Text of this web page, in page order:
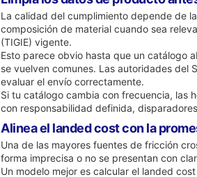
La calidad del cumplimiento depende de
composición de material cuando sea
(TIGIE) vigente.
Esto parece obvio hasta que un catálogo
se vuelven comunes. Las autoridades del
evaluar el envío correctamente.
Si tu catálogo cambia con frecuencia, las
con responsabilidad definida,
Alinea el landed cost con la
Una de las mayores fuentes de fricción
forma imprecisa o no se presentan con
Un modelo mejor es calcular el landed